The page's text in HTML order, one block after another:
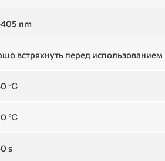
nm
встряхнуть перед использованием
℃
℃
s